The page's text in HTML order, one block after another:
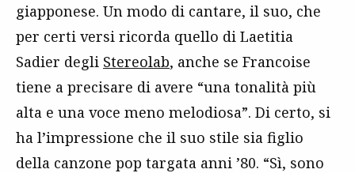
giapponese. Un modo di cantare, il suo, che
per certi versi ricorda quello di Laetitia
Sadier degli Stereolab, anche se Francoise
tiene a precisare di avere “una tonalità più
alta e una voce meno melodiosa”. Di certo, si
ha l’impressione che il suo stile sia figlio
della canzone pop targata anni ’80. “Sì, sono